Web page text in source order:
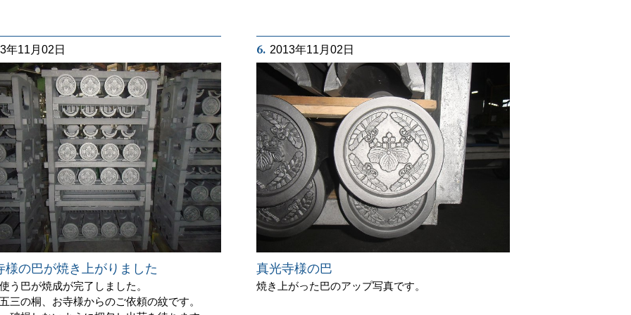
年11月02日
様の巴が焼き上がりました
う巴が焼成が完了しました。
三の桐、お寺様からのご依頼の紋です。
6. 2013年11月02日
真光寺様の巴
焼き上がった巴のアップ写真です。